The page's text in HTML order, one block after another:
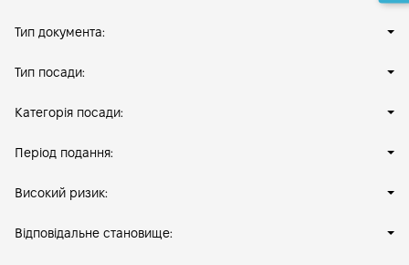
Тип документа:
Тип посади:
Категорія посади:
Період подання:
Високий ризик:
Відповідальне становище: